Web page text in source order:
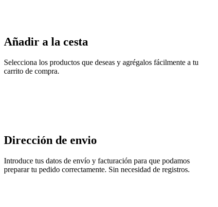
Añadir a la cesta
Selecciona los productos que deseas y agrégalos fácilmente a tu
carrito de compra.
Dirección de envio
Introduce tus datos de envío y facturación para que podamos
preparar tu pedido correctamente. Sin necesidad de registros.